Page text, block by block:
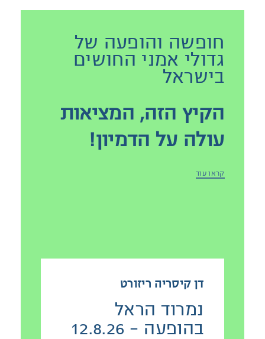
חופשה והופעה של
גדולי אמני החושים
בישראל
הקיץ הזה, המציאות
עולה על הדמיון!
הנכם מוזמנים לחופשה משפחתית
| נמרוד הראל
לכלל מבצעי הקיץ - לחצו כאן
קראו עוד
דן קיסריה ריזורט
נמרוד הראל
בהופעה - 12.8.26